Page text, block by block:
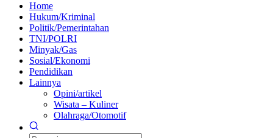
Home
Hukum/Kriminal
Politik/Pemerintahan
TNI/POLRI
Minyak/Gas
Sosial/Ekonomi
Pendidikan
Lainnya
Opini/artikel
Wisata – Kuliner
Olahraga/Otomotif